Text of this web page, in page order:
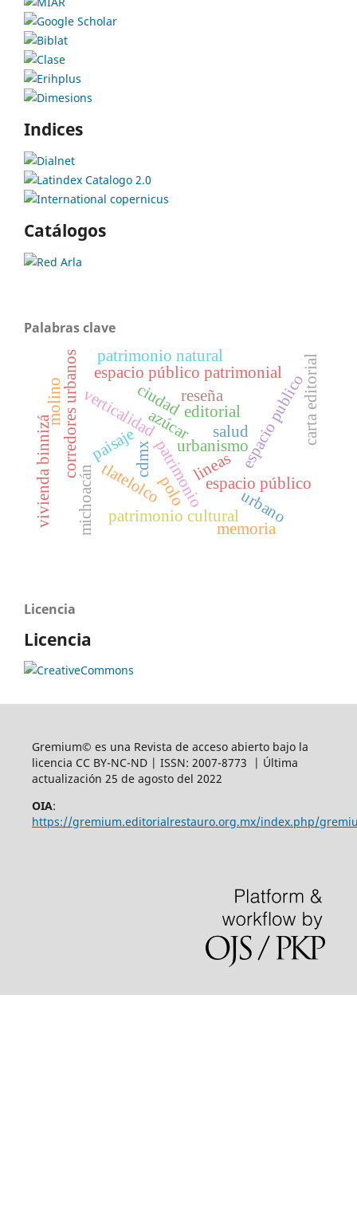
Indices
Catálogos
Palabras clave
verticalidad
lineas
ciudad
urbanismo
cdmx
corredores urbanos editorialespacio publico
patrimonioespacio público
espacio público patrimonial
tlatelolco
salud
paisaje
reseña
molino azúcar
michoacán patrimonio cultural
patrimonio natural
urbano
carta editorial
polo
vivienda binnizá
memoria
Licencia
Licencia
Gremium© es una Revista de acceso abierto bajo la
licencia CC BY-NC-ND | ISSN: 2007-8773 | Última
actualización 25 de agosto del 2022
OIA:
https://gremium.editorialrestauro.org.mx/index.php/